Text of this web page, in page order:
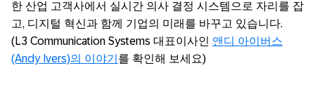
한 산업 고객사에서 실시간 의사 결정 시스템으로 자리를 잡
고, 디지털 혁신과 함께 기업의 미래를 바꾸고 있습니다.
(L3 Communication Systems 대표이사인 앤디 아이버스
(Andy Ivers)의 이야기 를 확인해 보세요)